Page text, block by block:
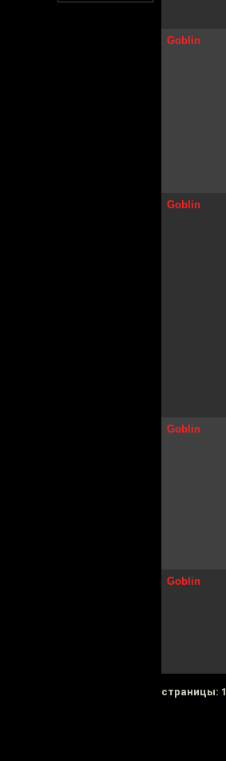
Goblin
Goblin
Goblin
Goblin
cтраницы: 1